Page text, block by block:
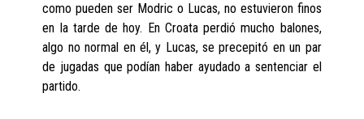
como pueden ser Modric o Lucas, no estuvieron finos
en la tarde de hoy. En Croata perdió mucho balones,
algo no normal en él, y Lucas, se precepitó en un par
de jugadas que podían haber ayudado a sentenciar el
partido.